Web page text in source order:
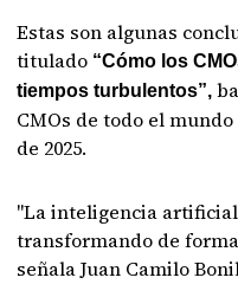
Estas son algunas
titulado “Cómo los
tiempos turbulentos”,
CMOs de todo el
de 2025.
"La inteligencia
transformando de
señala Juan Camilo